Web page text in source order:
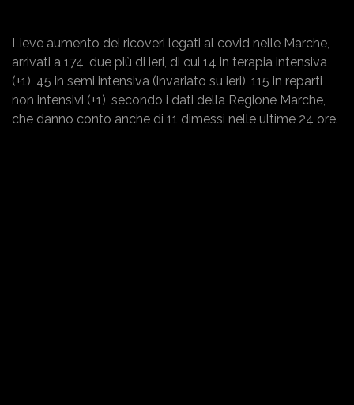
Lieve aumento dei ricoveri legati al covid nelle Marche,
arrivati a 174, due più di ieri, di cui 14 in terapia intensiva
(+1), 45 in semi intensiva (invariato su ieri), 115 in reparti
non intensivi (+1), secondo i dati della Regione Marche,
che danno conto anche di 11 dimessi nelle ultime 24 ore.